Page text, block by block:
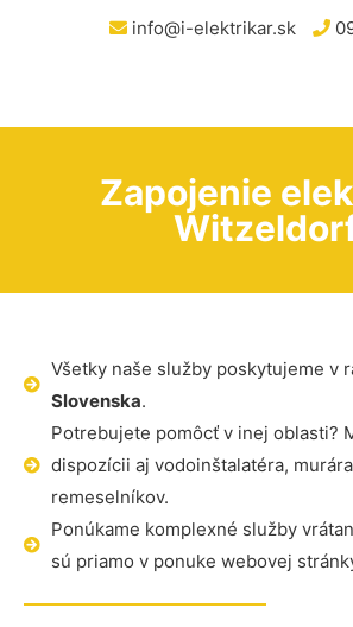
info@i-elektrikar.sk
Zapojenie
Všetky naše služby poskytujeme v
Slovenska.
Potrebujete pomôcť v inej oblasti?
dispozícii aj vodoinštalatéra,
remeselníkov.
Ponúkame komplexné služby
sú priamo v ponuke webovej